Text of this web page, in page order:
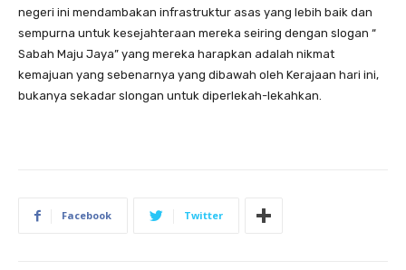
negeri ini mendambakan infrastruktur asas yang lebih baik dan
sempurna untuk kesejahteraan mereka seiring dengan slogan “
Sabah Maju Jaya” yang mereka harapkan adalah nikmat
kemajuan yang sebenarnya yang dibawah oleh Kerajaan hari ini,
bukanya sekadar slongan untuk diperlekah-lekahkan.
Facebook Twitter